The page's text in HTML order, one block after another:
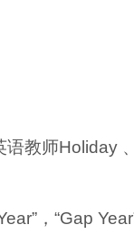
语教师Holiday
，“Gap